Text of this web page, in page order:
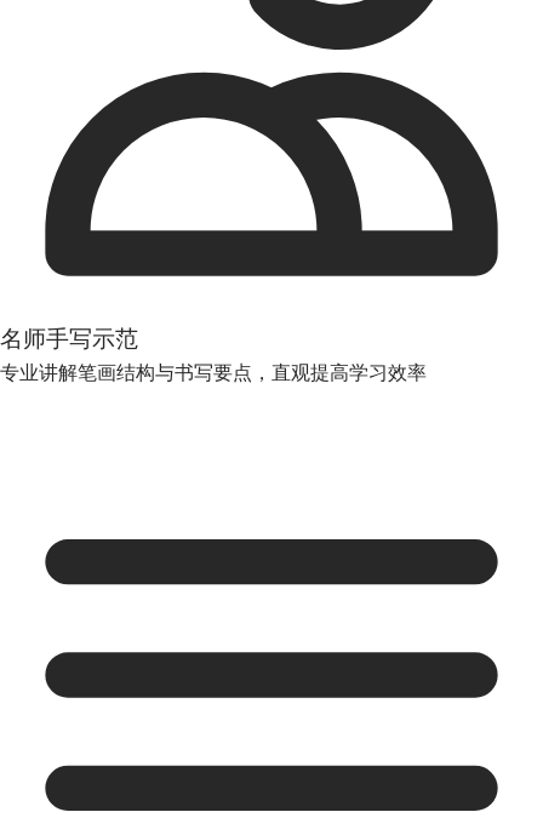
名师手写示范
专业讲解笔画结构与书写要点，直观提高学习效率